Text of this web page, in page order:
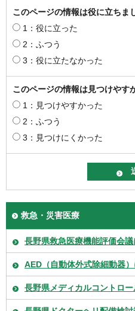
このページの情報は役に立ちま
1：役に立った
2：ふつう
3：役に立たなかった
このページの情報は見つけやす
1：見つけやすかった
2：ふつう
3：見つけにくかった
救急・災害医療
長野県救急医療機能評価会議
AED（自動体外式除細動器
長野県メディカルコントロ